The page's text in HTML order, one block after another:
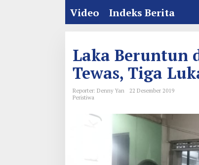
Video
Indeks Berita
Laka Beruntun
Tewas, Tiga
Reporter: Denny Yan
22 Desember 2019
Peristiwa